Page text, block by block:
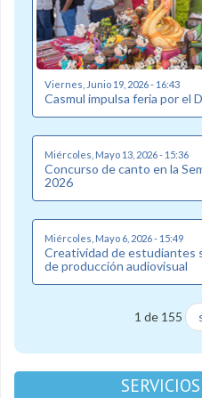
Viernes, Junio 19, 2026 - 16:43
Casmul impulsa feria por el
Miércoles, Mayo 13, 2026 - 15:36
Concurso de canto en la
2026
Miércoles, Mayo 6, 2026 - 15:49
Creatividad de estudiantes
de producción audiovisual
1 de 155